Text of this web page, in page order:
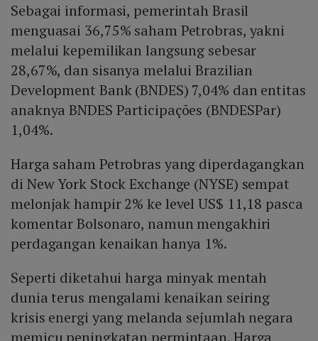
Sebagai informasi, pemerintah Brasil
menguasai 36,75% saham Petrobras, yakni
melalui kepemilikan langsung sebesar
28,67%, dan sisanya melalui Brazilian
Development Bank (BNDES) 7,04% dan entitas
anaknya BNDES Participações (BNDESPar)
1,04%.
Harga saham Petrobras yang diperdagangkan
di New York Stock Exchange (NYSE) sempat
melonjak hampir 2% ke level US$ 11,18 pasca
komentar Bolsonaro, namun mengakhiri
perdagangan kenaikan hanya 1%.
Seperti diketahui harga minyak mentah
dunia terus mengalami kenaikan seiring
krisis energi yang melanda sejumlah negara